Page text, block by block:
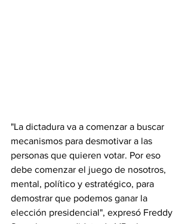
"La dictadura va a comenzar a buscar
mecanismos para desmotivar a las
personas que quieren votar. Por eso
debe comenzar el juego de nosotros,
mental, político y estratégico, para
demostrar que podemos ganar la
elección presidencial", expresó Freddy